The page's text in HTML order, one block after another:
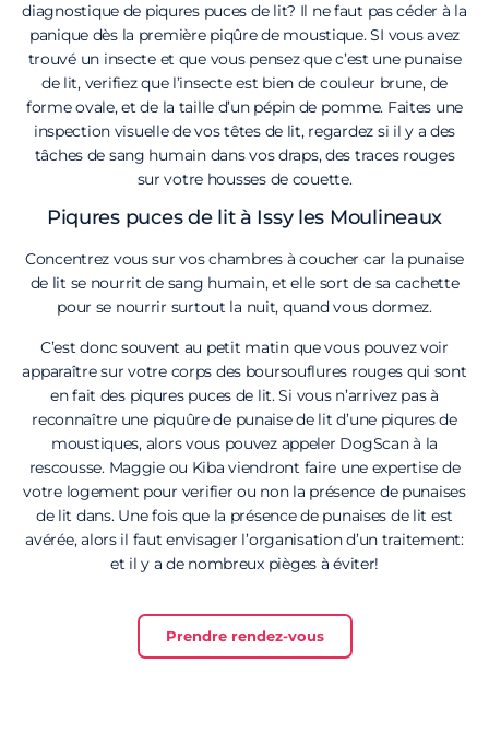
diagnostique de piqures puces de lit? Il ne faut pas céder à la
panique dès la première piqûre de moustique. SI vous avez
trouvé un insecte et que vous pensez que c’est une punaise
de lit, verifiez que l’insecte est bien de couleur brune, de
forme ovale, et de la taille d’un pépin de pomme. Faites une
inspection visuelle de vos têtes de lit, regardez si il y a des
tâches de sang humain dans vos draps, des traces rouges
sur votre housses de couette.
Piqures puces de lit à Issy les Moulineaux
Concentrez vous sur vos chambres à coucher car la punaise
de lit se nourrit de sang humain, et elle sort de sa cachette
pour se nourrir surtout la nuit, quand vous dormez.
C’est donc souvent au petit matin que vous pouvez voir
apparaître sur votre corps des boursouflures rouges qui sont
en fait des piqures puces de lit. Si vous n’arrivez pas à
reconnaître une piquûre de punaise de lit d’une piqures de
moustiques, alors vous pouvez appeler DogScan à la
rescousse. Maggie ou Kiba viendront faire une expertise de
votre logement pour verifier ou non la présence de punaises
de lit dans. Une fois que la présence de punaises de lit est
avérée, alors il faut envisager l’organisation d’un traitement:
et il y a de nombreux pièges à éviter!
Prendre rendez-vous